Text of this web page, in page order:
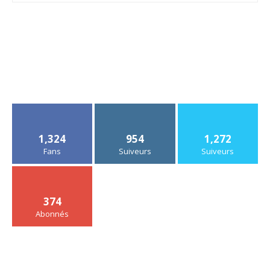
1,324
Fans
954
Suiveurs
1,272
Suiveurs
374
Abonnés